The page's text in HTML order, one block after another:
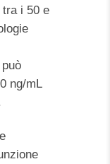
i 50 e
ng/mL